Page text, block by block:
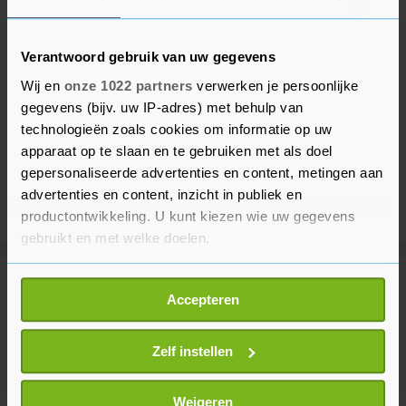
Verantwoord gebruik van uw gegevens
Wij en onze 1022 partners verwerken je persoonlijke
gegevens (bijv. uw IP-adres) met behulp van
technologieën zoals cookies om informatie op uw
apparaat op te slaan en te gebruiken met als doel
gepersonaliseerde advertenties en content, metingen aan
advertenties en content, inzicht in publiek en
productontwikkeling. U kunt kiezen wie uw gegevens
gebruikt en met welke doelen.
Als u het toestaat, willen we ook graag:
Informatie verzamelen over uw geografische
locatie, die tot een paar meter nauwkeurig kan zijn
Uw apparaat identificeren door het actief te
scannen op specifieke eigenschappen (fingerprinting)
Lees meer over hoe uw persoonlijke gegevens worden
Accepteren
Zelf instellen
Weigeren
Meer uit Binnenland
Acteur Peter Faber (82) overleden
33 minuten geleden